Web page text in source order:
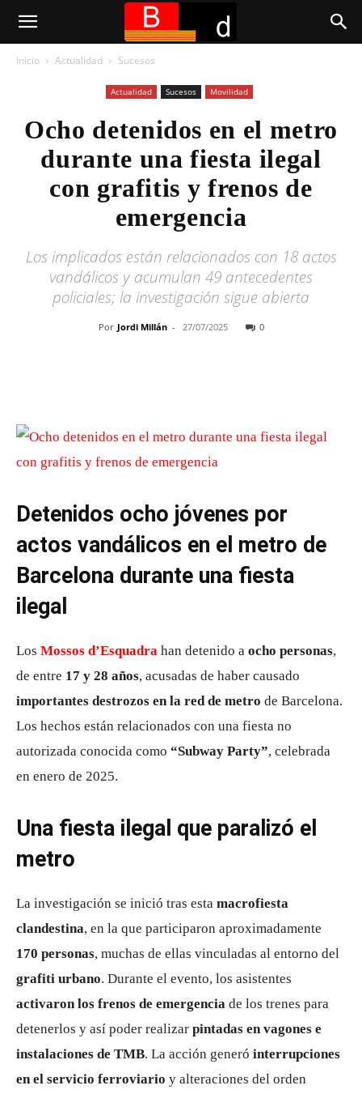
Inicio Actualidad Sucesos
Actualidad Sucesos Movilidad
Ocho detenidos en el metro
durante una fiesta ilegal
con grafitis y frenos de
emergencia
Los implicados están relacionados con 18 actos
vandálicos y acumulan 49 antecedentes
policiales; la investigación sigue abierta
Por Jordi Millán - 27/07/2025 0
Detenidos ocho jóvenes por
actos vandálicos en el metro de
Barcelona durante una fiesta
ilegal
Los Mossos d’Esquadra han detenido a ocho personas,
de entre 17 y 28 años, acusadas de haber causado
importantes destrozos en la red de metro de Barcelona.
Los hechos están relacionados con una fiesta no
autorizada conocida como “Subway Party”, celebrada
en enero de 2025.
Una fiesta ilegal que paralizó el
metro
La investigación se inició tras esta macrofiesta
clandestina, en la que participaron aproximadamente
170 personas, muchas de ellas vinculadas al entorno del
grafiti urbano. Durante el evento, los asistentes
activaron los frenos de emergencia de los trenes para
detenerlos y así poder realizar pintadas en vagones e
instalaciones de TMB. La acción generó interrupciones
en el servicio ferroviario y alteraciones del orden